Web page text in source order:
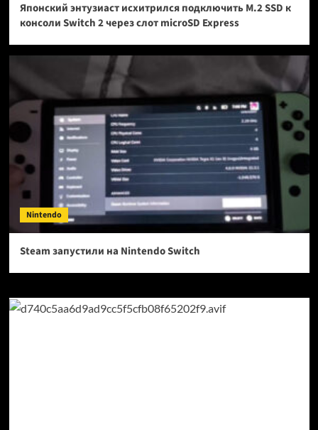
Японский энтузиаст исхитрился подключить M.2 SSD к
консоли Switch 2 через слот microSD Express
Nintendo
Steam запустили на Nintendo Switch